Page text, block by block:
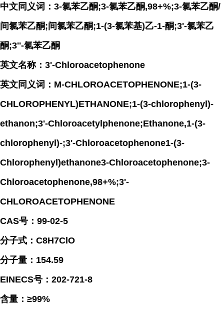
中文同义词：3-氯苯乙酮;3-氯苯乙酮,98+%;3-氯苯乙酮/
间氯苯乙酮;间氯苯乙酮;1-(3-氯苯基)乙-1-酮;3'-氯苯乙
酮;3''-氯苯乙酮
英文名称：3'-Chloroacetophenone
英文同义词：M-CHLOROACETOPHENONE;1-(3-
CHLOROPHENYL)ETHANONE;1-(3-chlorophenyl)-
ethanon;3'-Chloroacetylphenone;Ethanone,1-(3-
chlorophenyl)-;3'-Chloroacetophenone1-(3-
Chlorophenyl)ethanone3-Chloroacetophenone;3-
Chloroacetophenone,98+%;3'-
CHLOROACETOPHENONE
CAS号：99-02-5
分子式：C8H7ClO
分子量：154.59
EINECS号：202-721-8
含量：≥99%